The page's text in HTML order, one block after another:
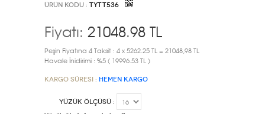
ÜRÜN KODU : TYTT536
Fiyatı: 21048.98 TL
Peşin Fiyatına 4 Taksit : 4 x 5262.25 TL = 21048,98 TL
Havale İnidirimi : %5 ( 19996.53 TL )
Kargo Süresi : HEMEN KARGO
YÜZÜK ÖLÇÜSÜ :